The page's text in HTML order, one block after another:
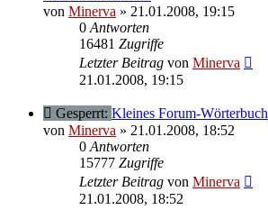
von Minerva » 21.01.2008, 19:15
0 Antworten
16481 Zugriffe
Letzter Beitrag von Minerva
21.01.2008, 19:15
Gesperrt: Kleines Forum-Wörterbuch
von Minerva » 21.01.2008, 18:52
0 Antworten
15777 Zugriffe
Letzter Beitrag von Minerva
21.01.2008, 18:52